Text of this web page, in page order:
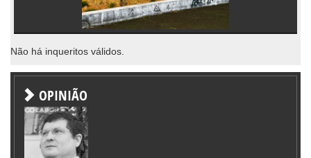
Não há inqueritos válidos.
OPINIÃO